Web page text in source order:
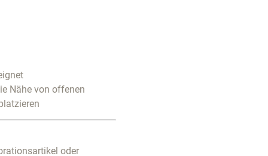
Nähe von offenen
oder